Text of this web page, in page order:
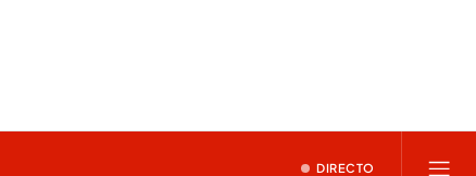
DIRECTO